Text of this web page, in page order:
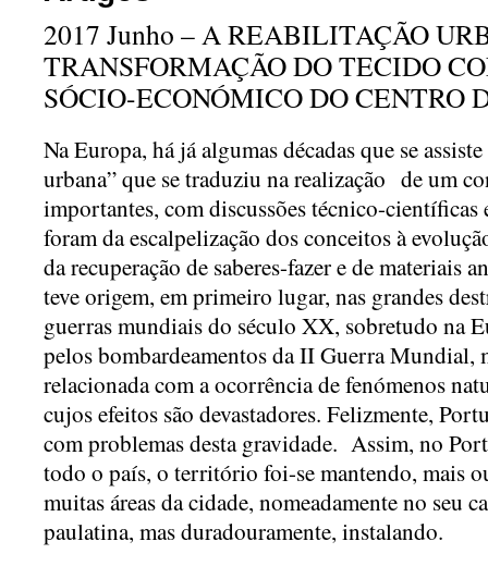
2017 Junho – A REABILITAÇÃO
TRANSFORMAÇÃO DO TECIDO
SÓCIO-ECONÓMICO DO CENTRO
Na Europa, há já algumas décadas que se
urbana” que se traduziu na realização de um
importantes, com discussões técnico-
foram da escalpelização dos conceitos à
da recuperação de saberes-fazer e de materiais
teve origem, em primeiro lugar, nas grandes
guerras mundiais do século XX, sobretudo na
pelos bombardeamentos da II Guerra Mundial,
relacionada com a ocorrência de fenómenos
cujos efeitos são devastadores. Felizmente,
com problemas desta gravidade. Assim, no
todo o país, o território foi-se mantendo, mais
muitas áreas da cidade, nomeadamente no seu
paulatina, mas duradouramente, instalando.